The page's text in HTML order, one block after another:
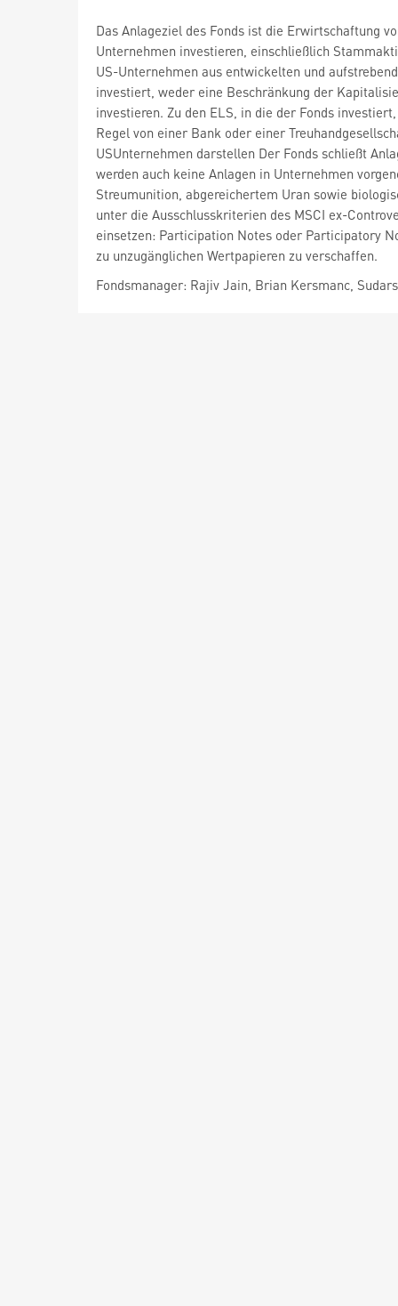
Das Anlageziel des Fonds ist die Erwirtschaftung
Unternehmen investieren, einschließlich
US-Unternehmen aus entwickelten und
investiert, weder eine Beschränkung der
investieren. Zu den ELS, in die der Fonds
Regel von einer Bank oder einer
USUnternehmen darstellen Der Fonds schließt
werden auch keine Anlagen in Unternehmen
Streumunition, abgereichertem Uran sowie
unter die Ausschlusskriterien des MSCI ex-
einsetzen: Participation Notes oder Participatory
zu unzugänglichen Wertpapieren zu verschaffen.
Fondsmanager: Rajiv Jain, Brian Kersmanc,